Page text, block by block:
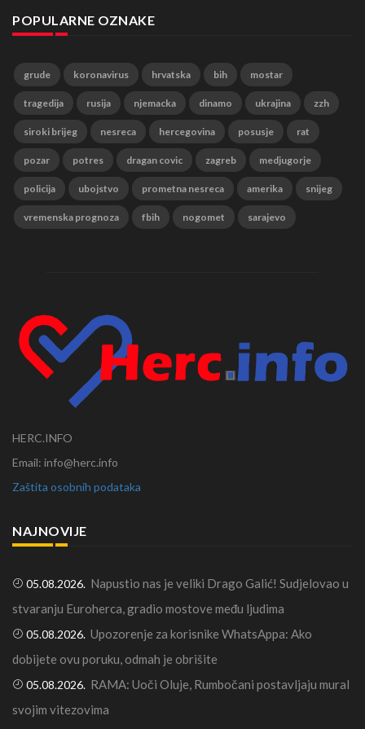
POPULARNE OZNAKE
grude koronavirus hrvatska bih mostar
tragedija rusija njemacka dinamo ukrajina zzh
siroki brijeg nesreca hercegovina posusje rat
pozar potres dragan covic zagreb medjugorje
policija ubojstvo prometna nesreca amerika snijeg
vremenska prognoza fbih nogomet sarajevo
HERC.INFO
Email: info@herc.info
Zaštita osobnih podataka
NAJNOVIJE
05.08.2026. Napustio nas je veliki Drago Galić! Sudjelovao u
stvaranju Euroherca, gradio mostove među ljudima
05.08.2026. Upozorenje za korisnike WhatsAppa: Ako
dobijete ovu poruku, odmah je obrišite
05.08.2026. RAMA: Uoči Oluje, Rumbočani postavljaju mural
svojim vitezovima